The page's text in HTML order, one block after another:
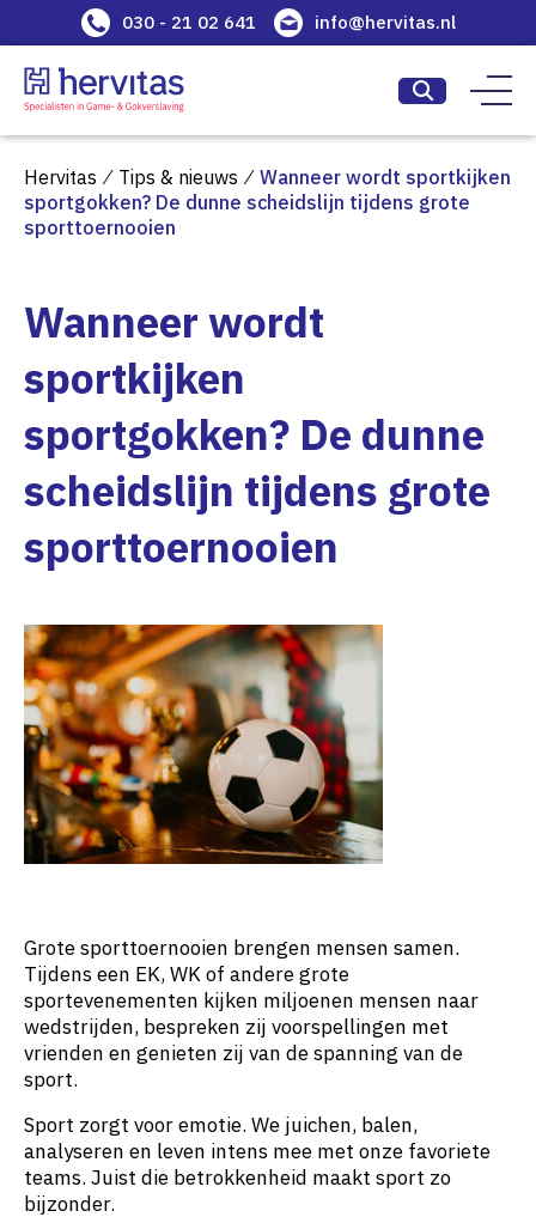
030 - 21 02 641 info@hervitas.nl
Hervitas ⁄ Tips & nieuws ⁄ Wanneer wordt sportkijken
sportgokken? De dunne scheidslijn tijdens grote
sporttoernooien
Wanneer wordt
sportkijken
sportgokken? De dunne
scheidslijn tijdens grote
sporttoernooien
Grote sporttoernooien brengen mensen samen.
Tijdens een EK, WK of andere grote
sportevenementen kijken miljoenen mensen naar
wedstrijden, bespreken zij voorspellingen met
vrienden en genieten zij van de spanning van de
sport.
Sport zorgt voor emotie. We juichen, balen,
analyseren en leven intens mee met onze favoriete
teams. Juist die betrokkenheid maakt sport zo
bijzonder.